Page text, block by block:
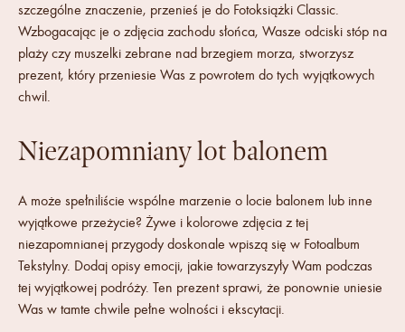
szczególne znaczenie, przenieś je do Fotoksiążki Classic.
Wzbogacając je o zdjęcia zachodu słońca, Wasze odciski stóp na
plaży czy muszelki zebrane nad brzegiem morza, stworzysz
prezent, który przeniesie Was z powrotem do tych wyjątkowych
chwil.
Niezapomniany lot balonem
A może spełniliście wspólne marzenie o locie balonem lub inne
wyjątkowe przeżycie? Żywe i kolorowe zdjęcia z tej
niezapomnianej przygody doskonale wpiszą się w Fotoalbum
Tekstylny. Dodaj opisy emocji, jakie towarzyszyły Wam podczas
tej wyjątkowej podróży. Ten prezent sprawi, że ponownie uniesie
Was w tamte chwile pełne wolności i ekscytacji.